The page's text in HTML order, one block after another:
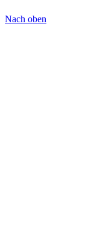
Nach oben